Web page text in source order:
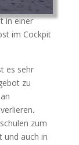
in einer
im Cockpit
es sehr
zu
.
zum
und auch in